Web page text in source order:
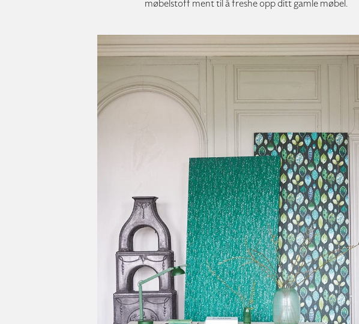
møbelstoff ment til å freshe opp ditt gamle møbel.